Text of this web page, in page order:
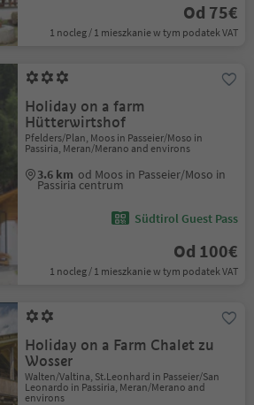
Od 75€
1 nocleg / 1 mieszkanie w tym podatek VAT
Holiday on a farm
Hütterwirtshof
Pfelders/Plan, Moos in Passeier/Moso in
Passiria, Meran/Merano and environs
3.6 km od Moos in Passeier/Moso in
Passiria centrum
Südtirol Guest Pass
Od 100€
1 nocleg / 1 mieszkanie w tym podatek VAT
Holiday on a Farm Chalet zu
Wosser
Walten/Valtina, St.Leonhard in Passeier/San
Leonardo in Passiria, Meran/Merano and
environs